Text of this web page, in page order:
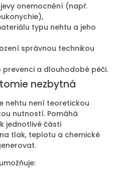
onemocnění (např.
typu nehtu a jeho
správnou technikou
a dlouhodobé péči.
nezbytná
nehtu není teoretickou
nutností. Pomáhá
jednotlivé části
tlak, teplotu a chemické